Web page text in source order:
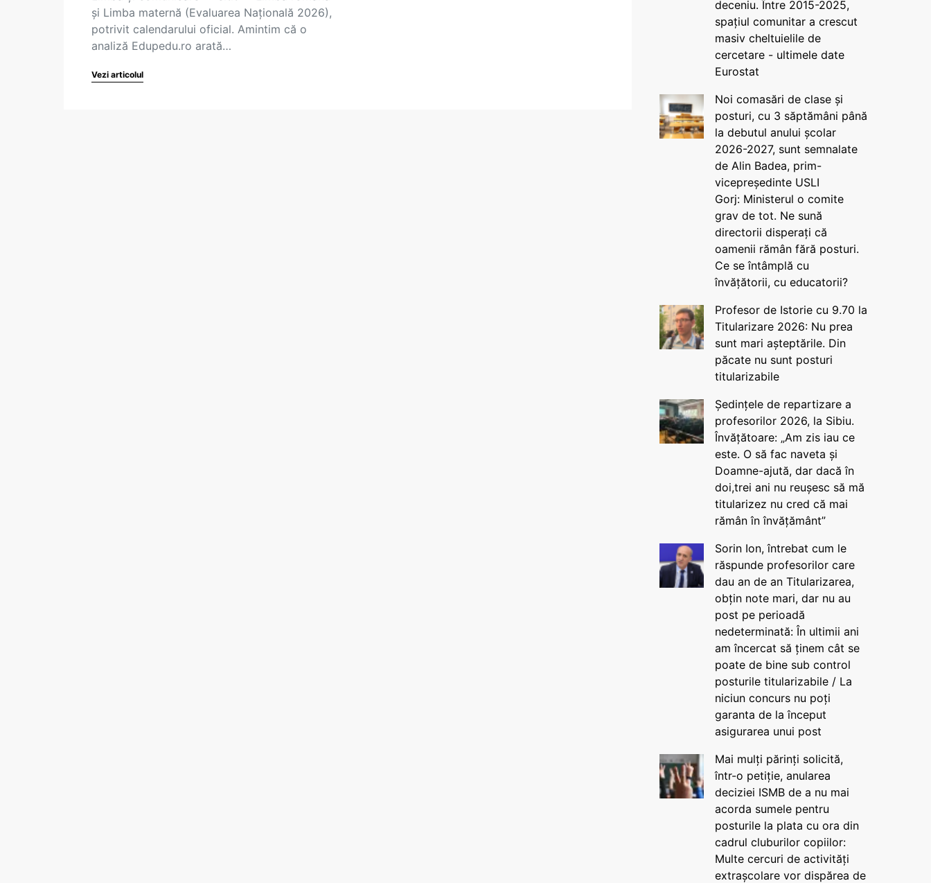
și Limba maternă (Evaluarea Națională 2026),
potrivit calendarului oficial. Amintim că o
analiză Edupedu.ro arată…
Vezi articolul
deceniu. Între 2015-2025,
spațiul comunitar a crescut
masiv cheltuielile de
cercetare - ultimele date
Eurostat
Noi comasări de clase și
posturi, cu 3 săptămâni până
la debutul anului școlar
2026-2027, sunt semnalate
de Alin Badea, prim-
vicepreședinte USLI
Gorj: Ministerul o comite
grav de tot. Ne sună
directorii disperați că
oamenii rămân fără posturi.
Ce se întâmplă cu
învățătorii, cu educatorii?
Profesor de Istorie cu 9.70 la
Titularizare 2026: Nu prea
sunt mari așteptările. Din
păcate nu sunt posturi
titularizabile
Ședințele de repartizare a
profesorilor 2026, la Sibiu.
Învățătoare: „Am zis iau ce
este. O să fac naveta și
Doamne-ajută, dar dacă în
doi,trei ani nu reușesc să mă
titularizez nu cred că mai
rămân în învățământ”
Sorin Ion, întrebat cum le
răspunde profesorilor care
dau an de an Titularizarea,
obțin note mari, dar nu au
post pe perioadă
nedeterminată: În ultimii ani
am încercat să ținem cât se
poate de bine sub control
posturile titularizabile / La
niciun concurs nu poți
garanta de la început
asigurarea unui post
Mai mulți părinți solicită,
într-o petiție, anularea
deciziei ISMB de a nu mai
acorda sumele pentru
posturile la plata cu ora din
cadrul cluburilor copiilor:
Multe cercuri de activități
extrașcolare vor dispărea de